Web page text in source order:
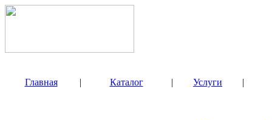
Главная | Каталог | Услуги |